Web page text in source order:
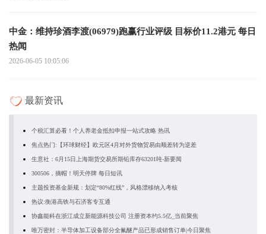
中金：维持珍酒李渡(06979)跑赢行业评级 目标价11.2港元 每日
热闻
2026-06-05 10:05:06
最新资讯
个税汇算必看！个人养老金抵扣申报一站式攻略 热讯
焦点热门:【环球财经】欧元区4月对外货物贸易由顺差转为逆差
生意社：6月15日上海期货交易所期铅库存63201吨-新要闻
300506，摘帽！明天停牌 每日短讯
主题投资基金新规：划定“80%红线”，风格漂移纳入考核
热议:衡港高铁与石济客专互通
协鑫能科在浙江成立新能源科技公司 注册资本约5.5亿_当前聚焦
唯万密封：半导体加工设备部分全氟醚产品已形成销售订单|今日聚焦